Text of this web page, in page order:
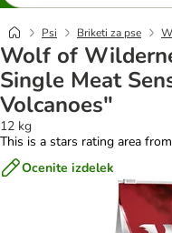
Psi Briketi za pse
Wolf of
Single Meat
Volcanoes"
12 kg
This is a stars rating area
Ocenite izdelek